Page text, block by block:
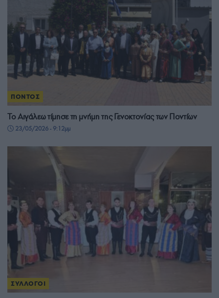
ΠΟΝΤΟΣ
Το Αιγάλεω τίμησε τη μνήμη της Γενοκτονίας των Ποντίων
23/05/2026 - 9:12μμ
ΣΥΛΛΟΓΟΙ